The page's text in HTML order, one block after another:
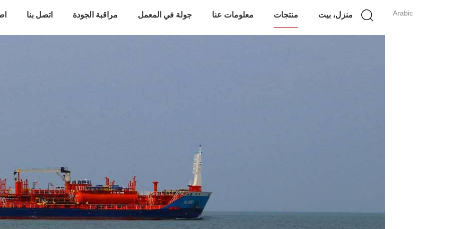
Arabic منزل، بيت منتجات معلومات عنا جولة في المعمل مراقبة الجودة اتصل بنا